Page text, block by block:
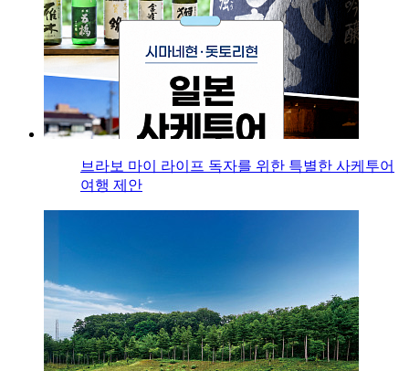
브라보 마이 라이프 독자를 위한 특별한 사케투어
여행 제안